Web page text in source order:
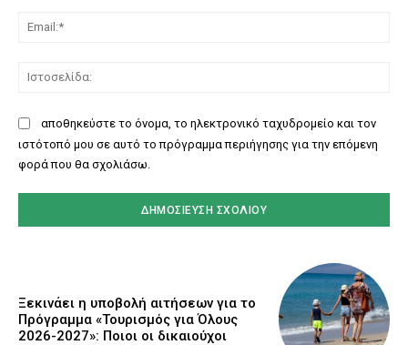
αποθηκεύστε το όνομα, το ηλεκτρονικό ταχυδρομείο και τον
ιστότοπό μου σε αυτό το πρόγραμμα περιήγησης για την επόμενη
φορά που θα σχολιάσω.
Ξεκινάει η υποβολή αιτήσεων για το
Πρόγραμμα «Τουρισμός για Όλους
2026-2027»: Ποιοι οι δικαιούχοι